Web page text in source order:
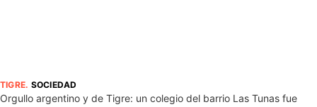
TIGRE. SOCIEDAD
Orgullo argentino y de Tigre: un colegio del barrio Las Tunas fue